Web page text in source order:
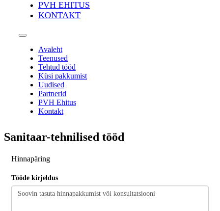
PVH EHITUS
KONTAKT
Avaleht
Teenused
Tehtud tööd
Küsi pakkumist
Uudised
Partnerid
PVH Ehitus
Kontakt
Sanitaar-tehnilised tööd
Hinnapäring
Tööde kirjeldus